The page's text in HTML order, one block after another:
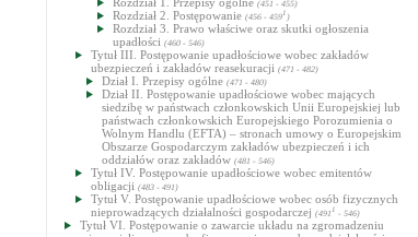
(451 - 455)
Rozdział 2. Postępowanie (456 - 4591 )
Rozdział 3. Prawo właściwe oraz skutki ogłoszenia
upadłości (460 - 546)
Tytuł III. Postępowanie upadłościowe wobec zakładów
ubezpieczeń i zakładów reasekuracji (471 - 482)
Dział I. Przepisy ogólne (471 - 480)
Dział II. Postępowanie upadłościowe wobec mających
siedzibę w państwach członkowskich Unii Europejskiej lub
państwach członkowskich Europejskiego Porozumienia o
Wolnym Handlu (EFTA) – stronach umowy o Europejskim
Obszarze Gospodarczym zakładów ubezpieczeń i ich
oddziałów oraz zakładów (481 - 546)
Tytuł IV. Postępowanie upadłościowe wobec emitentów
obligacji (483 - 491)
Tytuł V. Postępowanie upadłościowe wobec osób fizycznych
nieprowadzących działalności gospodarczej (491 1 - 546)
Tytuł VI. Postępowanie o zawarcie układu na zgromadzeniu